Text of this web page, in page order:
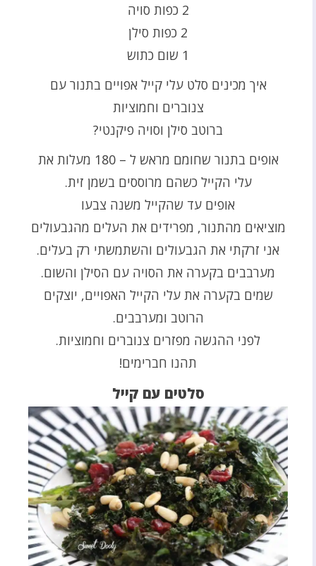
2 כפות סויה
2 כפות סילן
1 שום כתוש
איך מכינים סלט עלי קייל אפויים בתנור עם
צנוברים וחמוציות
ברוטב סילן וסויה פיקנטי?
אופים בתנור שחומם מראש ל – 180 מעלות את
עלי הקייל כשהם מרוססים בשמן זית.
אופים עד שהקייל משנה צבעו
מוציאים מהתנור, מפרידים את העלים מהגבעולים
אני זרקתי את הגבעולים והשתמשתי רק בעלים.
מערבבים בקערה את הסויה עם הסילן והשום.
שמים בקערה את עלי הקייל האפויים, יוצקים
הרוטב ומערבבים.
לפני ההגשה מפזרים צנוברים וחמוציות.
תהנו חברימים!
סלטים עם קייל